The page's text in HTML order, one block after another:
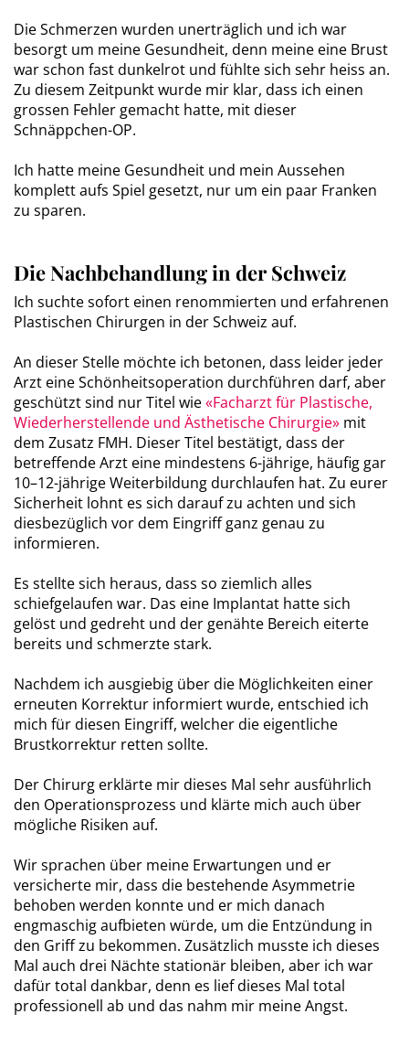
Die Schmerzen wurden unerträglich und ich war
besorgt um meine Gesundheit, denn meine eine Brust
war schon fast dunkelrot und fühlte sich sehr heiss an.
Zu diesem Zeitpunkt wurde mir klar, dass ich einen
grossen Fehler gemacht hatte, mit dieser
Schnäppchen-OP.
Ich hatte meine Gesundheit und mein Aussehen
komplett aufs Spiel gesetzt, nur um ein paar Franken
zu sparen.
Die Nachbehandlung in der Schweiz
Ich suchte sofort einen renommierten und erfahrenen
Plastischen Chirurgen in der Schweiz auf.
An dieser Stelle möchte ich betonen, dass leider jeder
Arzt eine Schönheitsoperation durchführen darf, aber
geschützt sind nur Titel wie«Facharzt für Plastische,
Wiederherstellende und Ästhetische Chirurgie» mit
dem Zusatz FMH. Dieser Titel bestätigt, dass der
betreffende Arzt eine mindestens 6-jährige, häufig gar
10–12-jährige Weiterbildung durchlaufen hat. Zu eurer
Sicherheit lohnt es sich darauf zu achten und sich
diesbezüglich vor dem Eingriff ganz genau zu
informieren.
Es stellte sich heraus, dass so ziemlich alles
schiefgelaufen war. Das eine Implantat hatte sich
gelöst und gedreht und der genähte Bereich eiterte
bereits und schmerzte stark.
Nachdem ich ausgiebig über die Möglichkeiten einer
erneuten Korrektur informiert wurde, entschied ich
mich für diesen Eingriff, welcher die eigentliche
Brustkorrektur retten sollte.
Der Chirurg erklärte mir dieses Mal sehr ausführlich
den Operationsprozess und klärte mich auch über
mögliche Risiken auf.
Wir sprachen über meine Erwartungen und er
versicherte mir, dass die bestehende Asymmetrie
behoben werden konnte und er mich danach
engmaschig aufbieten würde, um die Entzündung in
den Griff zu bekommen. Zusätzlich musste ich dieses
Mal auch drei Nächte stationär bleiben, aber ich war
dafür total dankbar, denn es lief dieses Mal total
professionell ab und das nahm mir meine Angst.